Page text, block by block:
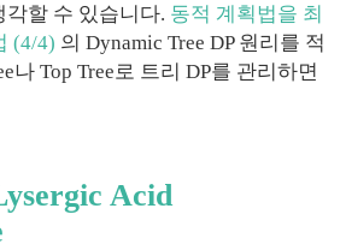
각할 수 있습니다. 동적 계획법을 최
(4/4) 의 Dynamic Tree DP 원리를 적
나 Top Tree로 트리 DP를 관리하면
Acid